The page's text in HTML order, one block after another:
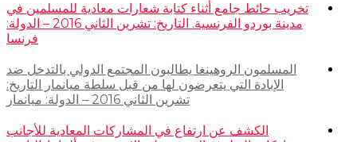
تخريب حائط جامع أثناء كتابة شعارات معادية للمسلمين في
مدينة بوردو الفرنسية. التاريخ: تشرين الثاني 2016 – الدولة:
فرنسا
المسلمون الروهينغا يطالبون المجتمع الدولي بالتدخل ضد
الإبادة التي يتعرضون لها من قبل سلطة ميانمار التاريخ:
تشرين الثاني 2016 – الدولة: ميانمار
الكشف عن ارتفاع في المشاركات المعادية للأجانب